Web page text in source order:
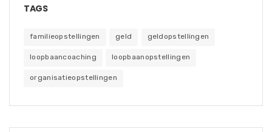
TAGS
familieopstellingen geld geldopstellingen
loopbaancoaching loopbaanopstellingen
organisatieopstellingen